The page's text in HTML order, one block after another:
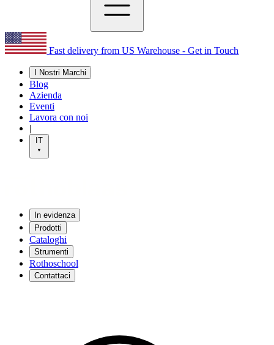
Fast delivery from US Warehouse - Get in Touch
I Nostri Marchi
Blog
Azienda
Eventi
Lavora con noi
|
IT
In evidenza
Prodotti
Cataloghi
Strumenti
Rothoschool
Contattaci